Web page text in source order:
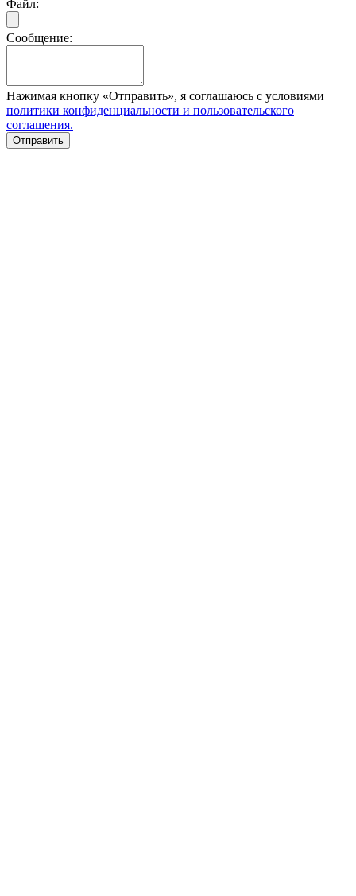
Файл:
Сообщение:
Нажимая кнопку «Отправить», я соглашаюсь с условиями
политики конфиденциальности и пользовательского
соглашения.
Отправить